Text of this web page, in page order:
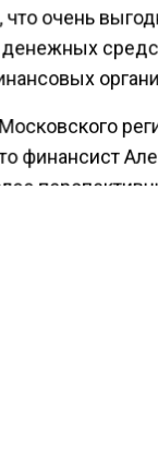
что очень
финансист